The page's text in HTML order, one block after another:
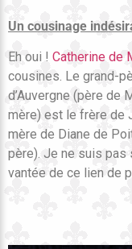
Un cousinage
Eh oui ! Catherine de
cousines. Le grand-
d’Auvergne (père de
mère) est le frère de
mère de Diane de
père). Je ne suis
vantée de ce lien de